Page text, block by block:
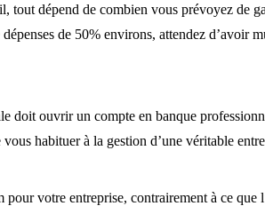
tout dépend de combien vous prévoyez de
de 50% environs, attendez d’avoir
doit ouvrir un compte en banque
habituer à la gestion d’une véritable
pour votre entreprise, contrairement à ce